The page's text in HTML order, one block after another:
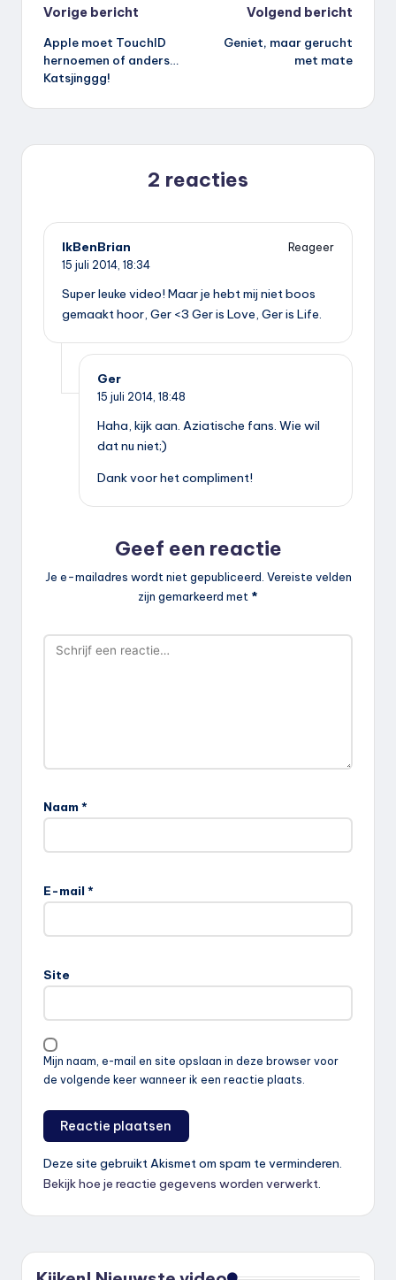
Bericht
navigatie
Vorige bericht
Apple moet TouchID
hernoemen of anders…
Katsjinggg!
Volgend bericht
Geniet, maar gerucht
met mate
2 reacties
IkBenBrian
Reageer
15 juli 2014, 18:34
Super leuke video! Maar je hebt mij niet boos
gemaakt hoor, Ger <3 Ger is Love, Ger is Life.
Ger
15 juli 2014, 18:48
Haha, kijk aan. Aziatische fans. Wie wil
dat nu niet;)
Dank voor het compliment!
Geef een reactie
Je e-mailadres wordt niet gepubliceerd. Vereiste velden
zijn gemarkeerd met *
Naam *
E-mail *
Site
Mijn naam, e-mail en site opslaan in deze browser voor
de volgende keer wanneer ik een reactie plaats.
Deze site gebruikt Akismet om spam te verminderen.
Bekijk hoe je reactie gegevens worden verwerkt.